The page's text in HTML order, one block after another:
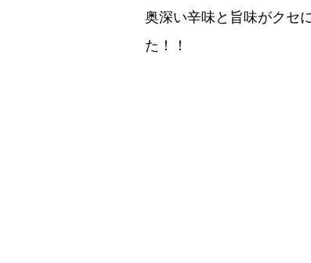
奥深い辛味と旨味がクセ
た！！